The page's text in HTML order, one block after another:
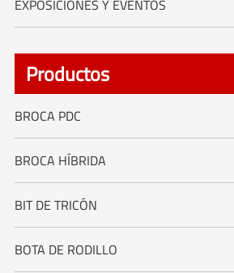
EXPOSICIONES Y EVENTOS
Productos
BROCA PDC
BROCA HÍBRIDA
BIT DE TRICÓN
BOTA DE RODILLO